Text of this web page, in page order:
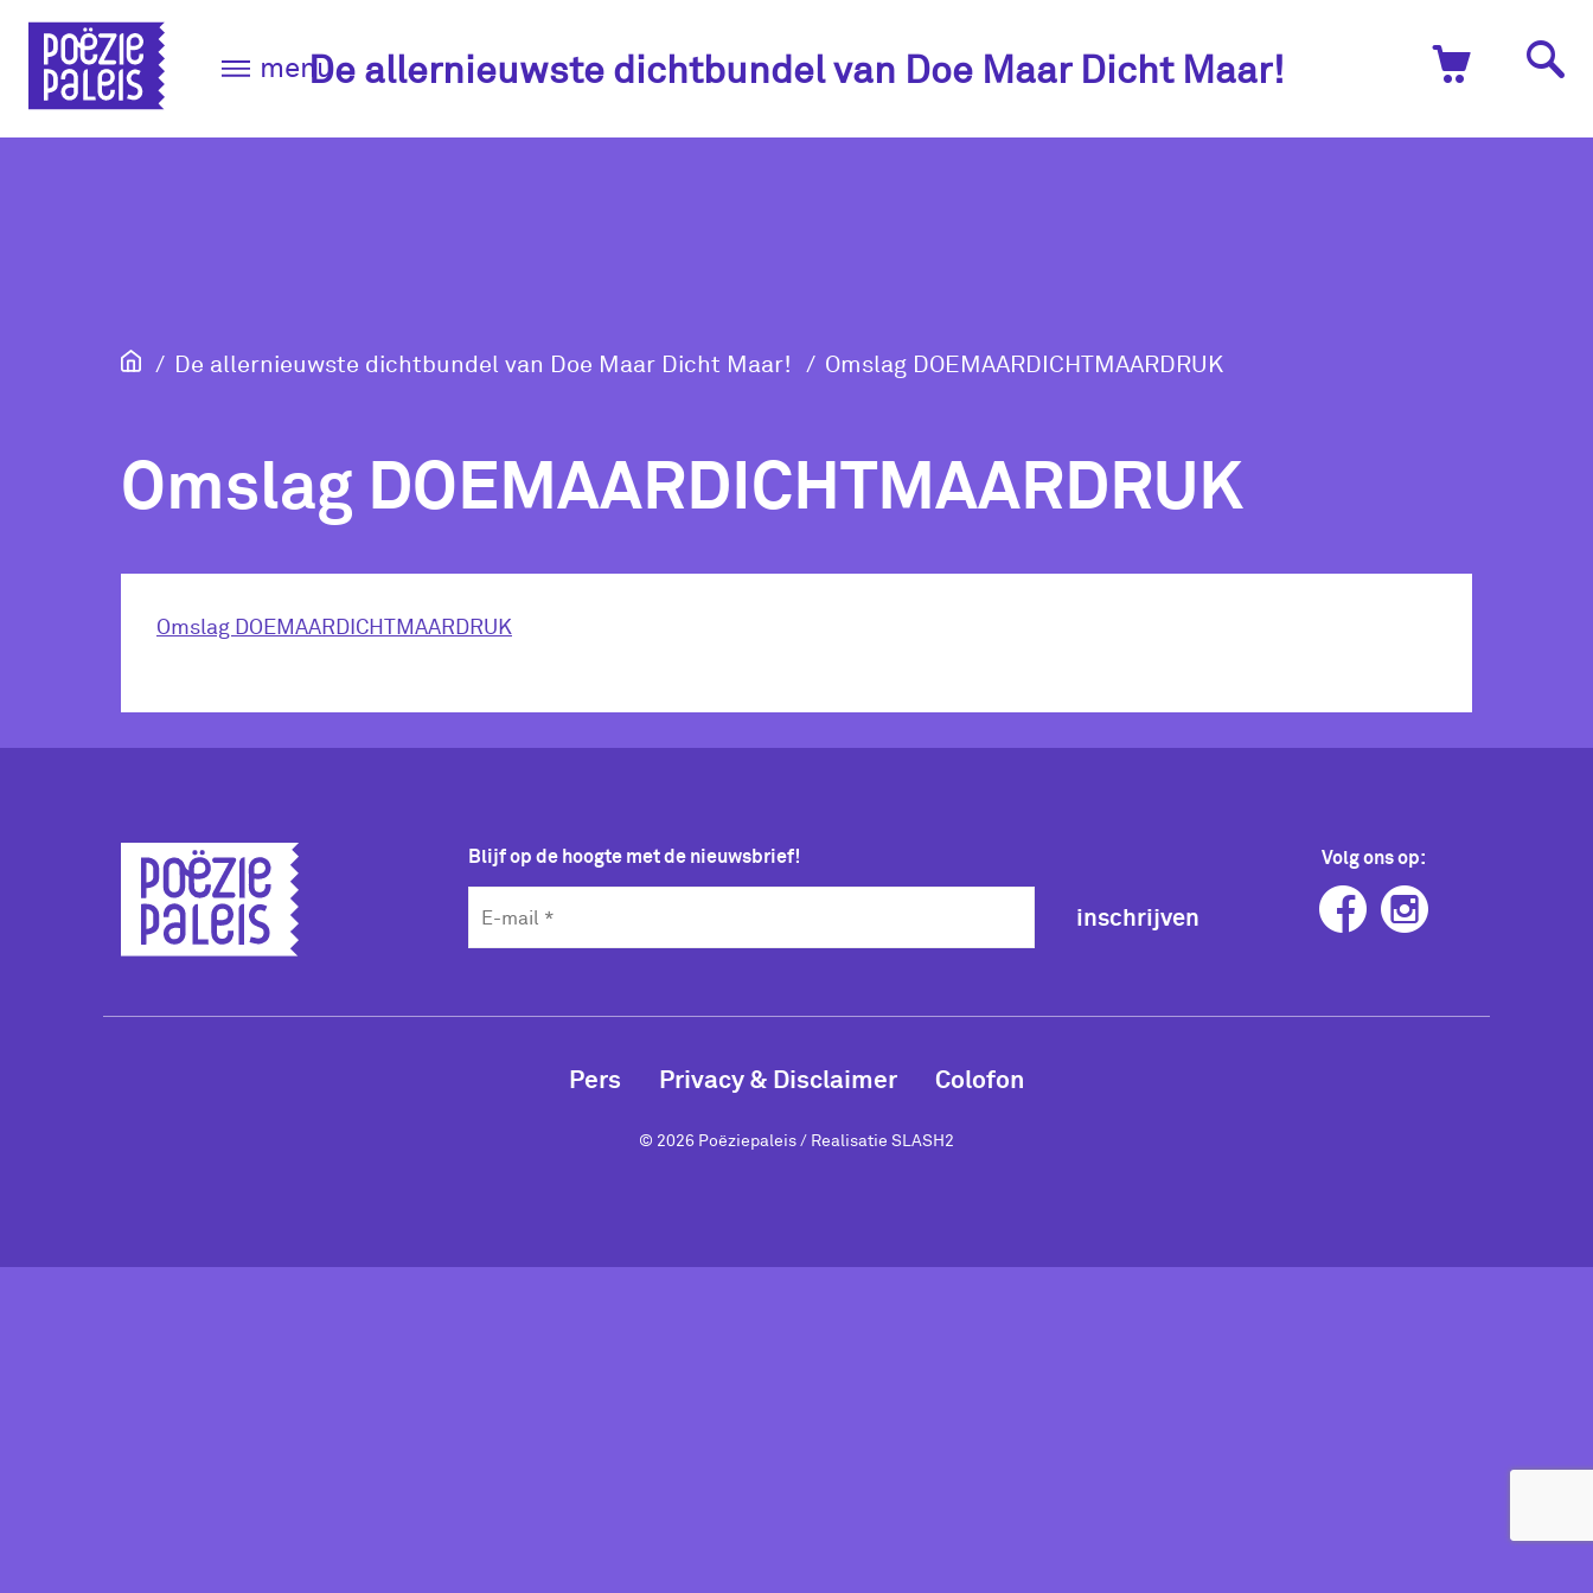
menuDe allernieuwste dichtbundel van Doe Maar Dicht Maar!
De allernieuwste dichtbundel van Doe Maar Dicht Maar! Omslag DOEMAARDICHTMAARDRUK
Omslag DOEMAARDICHTMAARDRUK
Omslag DOEMAARDICHTMAARDRUK
Blijf op de hoogte met de nieuwsbrief!
inschrijven
Volg ons op:
Pers Privacy & Disclaimer Colofon
© 2026 Poëziepaleis / Realisatie SLASH2